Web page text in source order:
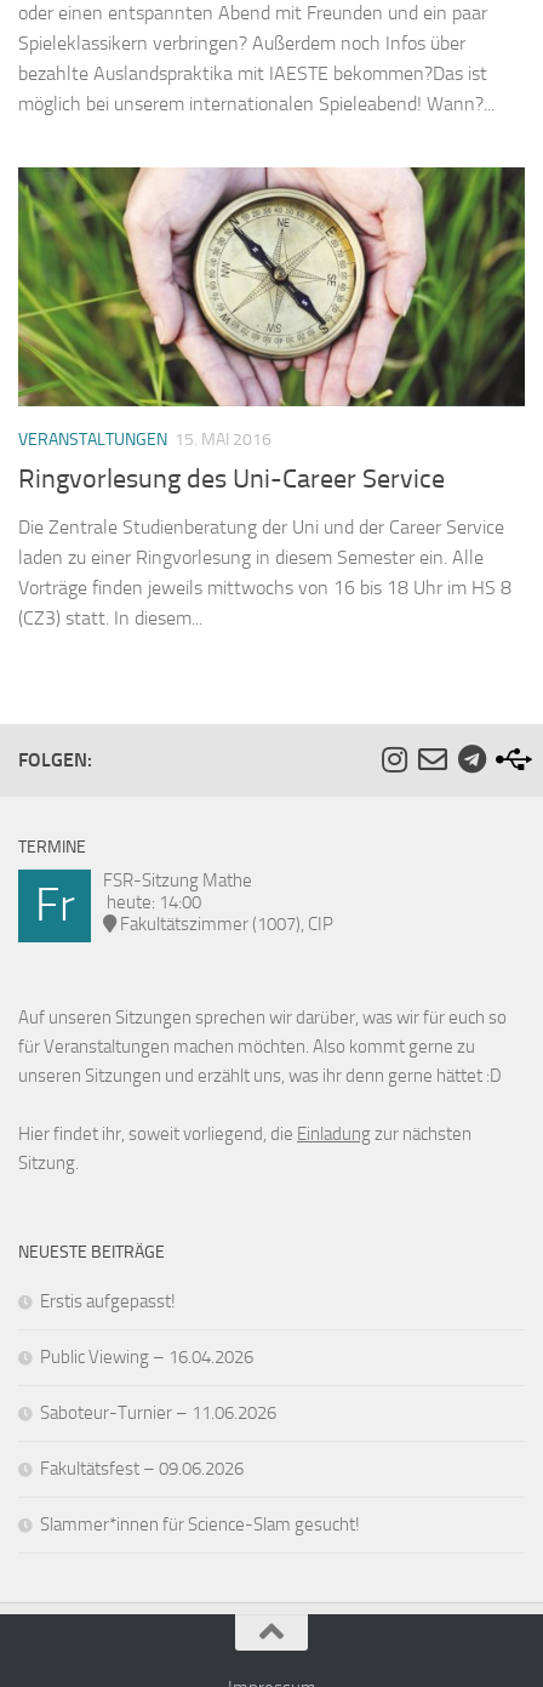
oder einen entspannten Abend mit Freunden und ein paar
Spieleklassikern verbringen? Außerdem noch Infos über
bezahlte Auslandspraktika mit IAESTE bekommen?Das ist
möglich bei unserem internationalen Spieleabend! Wann?...
VERANSTALTUNGEN 15. MAI 2016
Ringvorlesung des Uni-Career Service
Die Zentrale Studienberatung der Uni und der Career Service
laden zu einer Ringvorlesung in diesem Semester ein. Alle
Vorträge finden jeweils mittwochs von 16 bis 18 Uhr im HS 8
(CZ3) statt. In diesem...
FOLGEN:
TERMINE
Fr
FSR-Sitzung Mathe
heute: 14:00
Fakultätszimmer (1007), CIP
Auf unseren Sitzungen sprechen wir darüber, was wir für euch so
für Veranstaltungen machen möchten. Also kommt gerne zu
unseren Sitzungen und erzählt uns, was ihr denn gerne hättet :D
Hier findet ihr, soweit vorliegend, die Einladungzur nächsten
Sitzung.
NEUESTE BEITRÄGE
Erstis aufgepasst!
Public Viewing – 16.04.2026
Saboteur-Turnier – 11.06.2026
Fakultätsfest – 09.06.2026
Slammer*innen für Science-Slam gesucht!